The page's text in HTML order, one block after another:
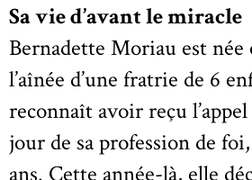
Sa vie d’avant le miracle
Bernadette Moriau est née
l’aînée d’une fratrie de 6
reconnaît avoir reçu
jour de sa profession de foi,
ans. Cette année-là, elle